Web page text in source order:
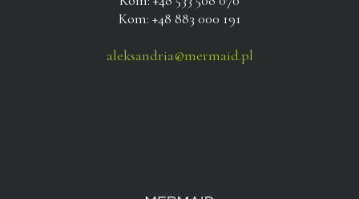
Kom: +48 883 000 191
aleksandria@mermaid.pl